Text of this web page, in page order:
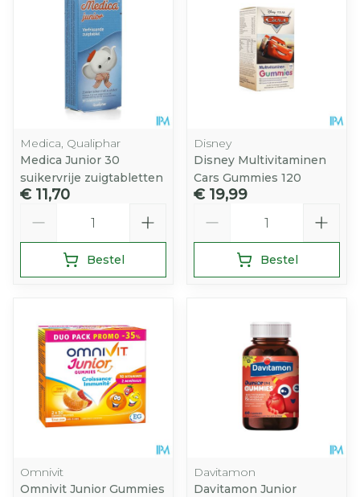
Medica, Qualiphar
Medica Junior 30
suikervrije zuigtabletten
€ 11,70
Bestel
Disney
Disney Multivitaminen
Cars Gummies 120
€ 19,99
Bestel
Omnivit
Omnivit Junior Gummies
Davitamon
Davitamon Junior